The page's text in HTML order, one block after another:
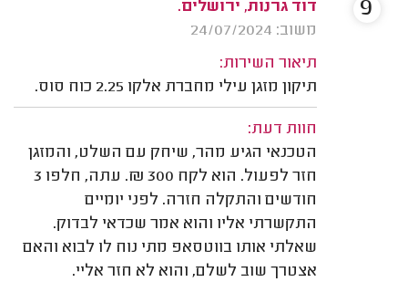
דוד גרנות, ירושלים.
משוב: 24/07/2024
תיאור השירות:
תיקון מזגן עילי מחברת אלקו 2.25 כוח סוס.
חוות דעת:
הטכנאי הגיע מהר, שיחק עם השלט, והמזגן
חזר לפעול. הוא לקח 300 ₪. עתה, חלפו 3
חודשים והתקלה חזרה. לפני יומיים
התקשרתי אליו והוא אמר שכדאי לבדוק.
שאלתי אותו בווטסאפ מתי נוח לו לבוא והאם
אצטרך שוב לשלם, והוא לא חזר אליי.
9